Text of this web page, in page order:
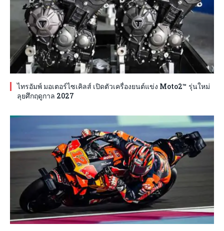
ไทรอัมพ์ มอเตอร์ไซเคิลส์ เปิดตัวเครื่องยนต์แข่ง Moto2™ รุ่นใหม่
ลุยศึกฤดูกาล 2027